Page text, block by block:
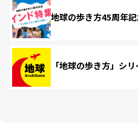
地球の歩き方45周年
「地球の歩き方」シ